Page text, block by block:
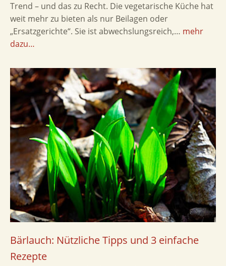
Trend – und das zu Recht. Die vegetarische Küche hat
weit mehr zu bieten als nur Beilagen oder
„Ersatzgerichte“. Sie ist abwechslungsreich,… mehr
dazu…
Bärlauch: Nützliche Tipps und 3 einfache
Rezepte